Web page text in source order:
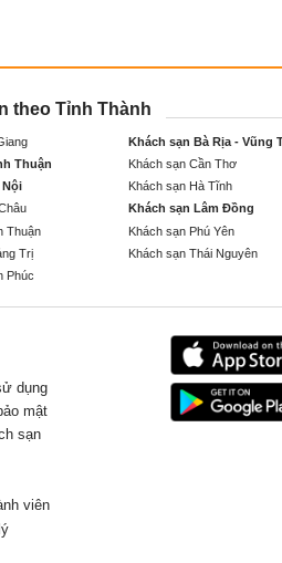
theo Tỉnh Thành
Khách sạn Bà Rịa - Vũng
Thuận
Khách sạn Cần Thơ
Nội
Khách sạn Hà Tĩnh
Khách sạn Lâm Đồng
Thuận
Khách sạn Phú Yên
Trị
Khách sạn Thái Nguyên
Phúc
dụng
mật
sạn
viên